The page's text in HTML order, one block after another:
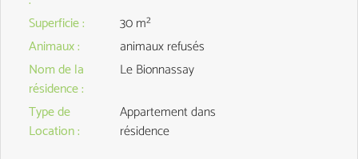
Superficie: 30m²
Animaux:
animaux refusés
Nom de la
résidence:
Le Bionnassay
Type de
Location:
Appartement dans
résidence